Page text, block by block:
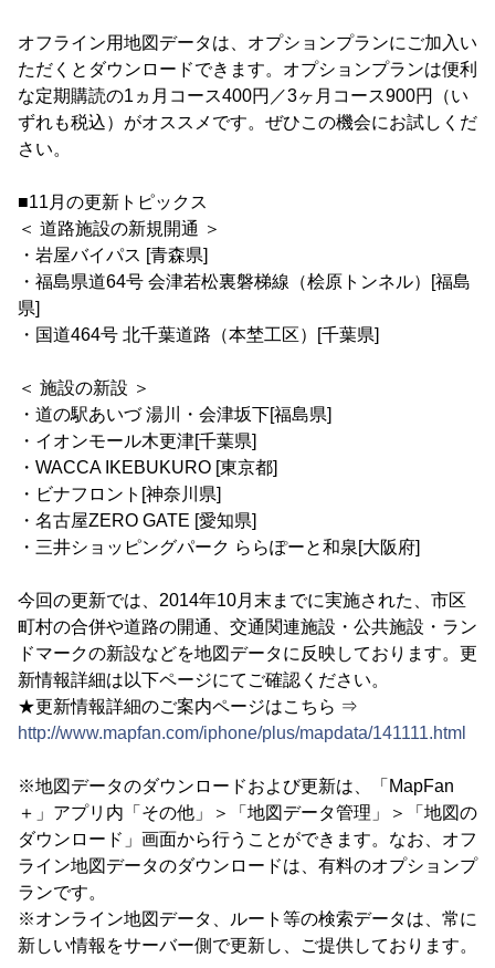
オフライン用地図データは、オプションプランにご加入い
ただくとダウンロードできます。オプションプランは便利
な定期購読の1ヵ月コース400円／3ヶ月コース900円（い
ずれも税込）がオススメです。ぜひこの機会にお試しくだ
さい。
■11月の更新トピックス
＜ 道路施設の新規開通 ＞
・岩屋バイパス [青森県]
・福島県道64号 会津若松裏磐梯線（桧原トンネル）[福島
県]
・国道464号 北千葉道路（本埜工区）[千葉県]
＜ 施設の新設 ＞
・道の駅あいづ 湯川・会津坂下[福島県]
・イオンモール木更津[千葉県]
・WACCA IKEBUKURO [東京都]
・ビナフロント[神奈川県]
・名古屋ZERO GATE [愛知県]
・三井ショッピングパーク ららぽーと和泉[大阪府]
今回の更新では、2014年10月末までに実施された、市区
町村の合併や道路の開通、交通関連施設・公共施設・ラン
ドマークの新設などを地図データに反映しております。更
新情報詳細は以下ページにてご確認ください。
★更新情報詳細のご案内ページはこちら ⇒
http://www.mapfan.com/iphone/plus/mapdata/141111.html
※地図データのダウンロードおよび更新は、「MapFan
＋」アプリ内「その他」＞「地図データ管理」＞「地図の
ダウンロード」画面から行うことができます。なお、オフ
ライン地図データのダウンロードは、有料のオプションプ
ランです。
※オンライン地図データ、ルート等の検索データは、常に
新しい情報をサーバー側で更新し、ご提供しております。